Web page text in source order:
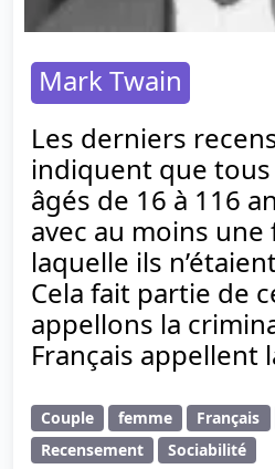
Mark Twain
Les derniers
indiquent que tous
âgés de 16 à 116
avec au moins une
laquelle ils
Cela fait partie de
appellons la
Français appellent
Couple femme Français
Recensement
Sociabilité